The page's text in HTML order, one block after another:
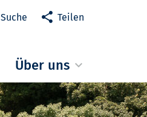
Suche Teilen
Über uns